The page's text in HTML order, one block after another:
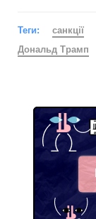
Теги: санкції
Дональд Трамп